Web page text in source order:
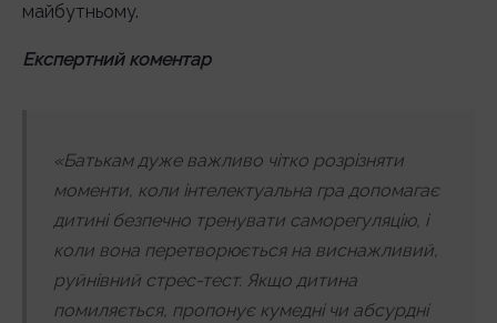
майбутньому.
Експертний коментар
«Батькам дуже важливо чітко розрізняти
моменти, коли інтелектуальна гра допомагає
дитині безпечно тренувати саморегуляцію, і
коли вона перетворюється на виснажливий,
руйнівний стрес-тест. Якщо дитина
помиляється, пропонує кумедні чи абсурдні